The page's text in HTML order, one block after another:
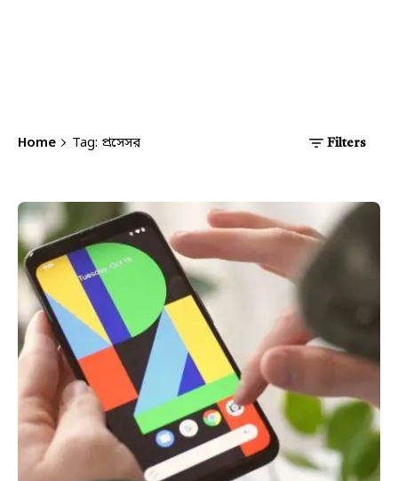
Home Tag: প্রসেসর Filters
Posted by